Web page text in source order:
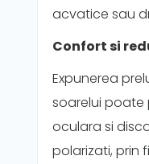
acvatice sau
Confort si
Expunerea
soarelui
oculara si
polarizati, prin